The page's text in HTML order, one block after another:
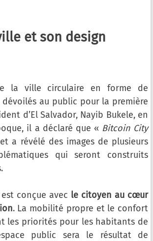
et son design
la ville circulaire en forme de
au public pour la première
d’El Salvador, Nayib Bukele, en
il a déclaré que « Bitcoin City
a révélé des images de plusieurs
qui seront construits
conçue avec le citoyen au cœur
. La mobilité propre et le confort
les priorités pour les habitants de
public sera le résultat de